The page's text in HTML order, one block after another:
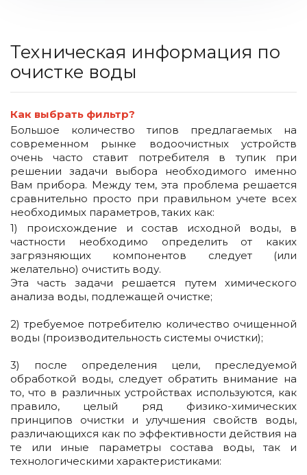
Техническая информация по
очистке воды
Как выбрать фильтр?
Большое количество типов предлагаемых на
современном рынке водоочистных устройств
очень часто ставит потребителя в тупик при
решении задачи выбора необходимого именно
Вам прибора. Между тем, эта проблема решается
сравнительно просто при правильном учете всех
необходимых параметров, таких как:
1) происхождение и состав исходной воды, в
частности необходимо определить от каких
загрязняющих компонентов следует (или
желательно) очистить воду.
Эта часть задачи решается путем химического
анализа воды, подлежащей очистке;
2) требуемое потребителю количество очищенной
воды (производительность системы очистки);
3) после определения цели, преследуемой
обработкой воды, следует обратить внимание на
то, что в различных устройствах используются, как
правило, целый ряд физико-химических
принципов очистки и улучшения свойств воды,
различающихся как по эффективности действия на
те или иные параметры состава воды, так и
технологическими характеристиками: